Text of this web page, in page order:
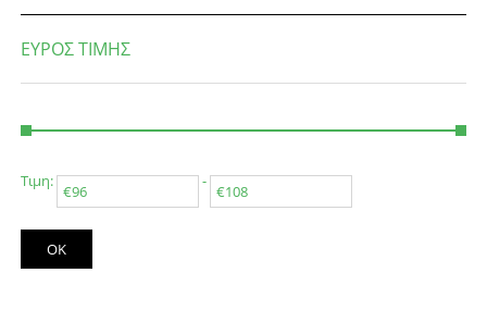
ΕΥΡΟΣ ΤΙΜΉΣ
Τιμη: -
OK